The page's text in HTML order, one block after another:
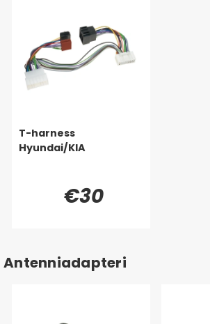
T-harness
Hyundai/KIA
€30
Antenniadapteri